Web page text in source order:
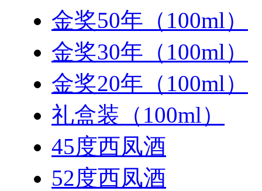
金奖50年（100ml）
金奖30年（100ml）
金奖20年（100ml）
礼盒装（100ml）
45度西凤酒
52度西凤酒